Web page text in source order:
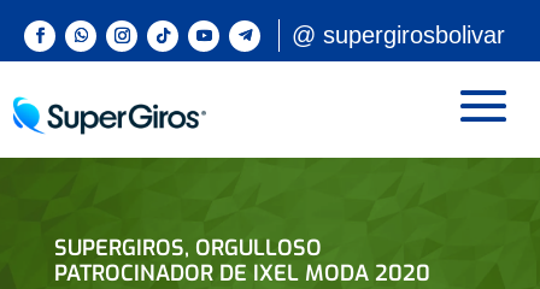
@ supergirosbolivar
SUPERGIROS, ORGULLOSO
PATROCINADOR DE IXEL MODA 2020